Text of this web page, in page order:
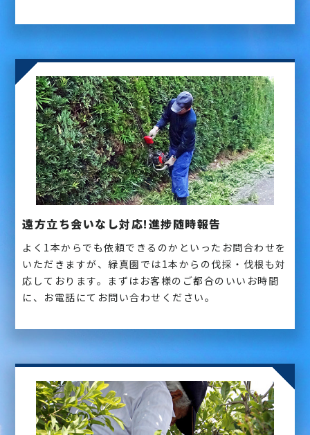
遠方立ち会いなし対応!進捗随時報告
よく1本からでも依頼できるのかといったお問合わせを
いただきますが、緑真園では1本からの伐採・伐根も対
応しております。まずはお客様のご都合のいいお時間
に、お電話にてお問い合わせください。